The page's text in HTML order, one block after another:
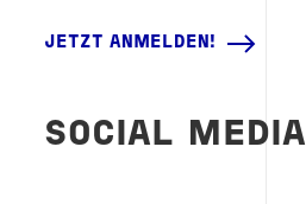
JETZT ANMELDEN!
SOCIAL MEDIA